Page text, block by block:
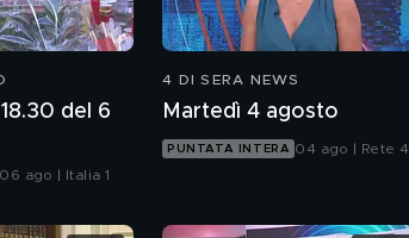
del 6
06 ago | Italia 1
4 DI SERA NEWS
Martedì 4 agosto
PUNTATA INTERA 04 ago | Rete 4